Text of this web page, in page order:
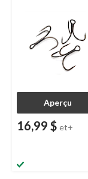
Aperçu
16,99 $ et+